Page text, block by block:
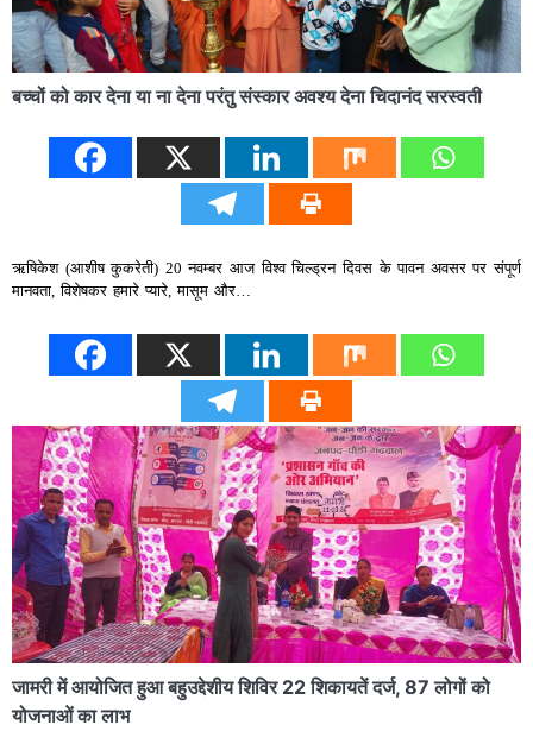
बच्चों को कार देना या ना देना परंतु संस्कार अवश्य देना चिदानंद सरस्वती
ऋषिकेश (आशीष कुकरेती) 20 नवम्बर आज विश्व चिल्ड्रन दिवस के पावन अवसर पर संपूर्ण
मानवता, विशेषकर हमारे प्यारे, मासूम और…
जामरी में आयोजित हुआ बहुउद्देशीय शिविर 22 शिकायतें दर्ज, 87 लोगों को
योजनाओं का लाभ